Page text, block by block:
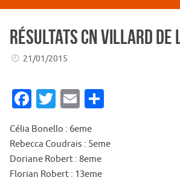
Résultats CN Villard de
21/01/2015
Fa
e
b
o
T
w
it
te
r
E
ai
l
ta
Célia Bonello : 6eme
Rebecca Coudrais : 5eme
Doriane Robert : 8eme
Florian Robert : 13eme